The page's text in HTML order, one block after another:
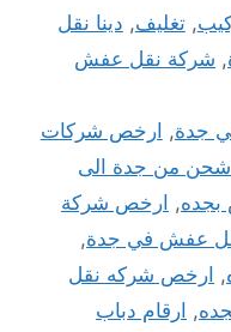
,تغليف, دينا نقل
, شركة نقل عفش
جدة, ارخص شركات
من جدة الى
, ارخص شركة
عفش في جدة,
, ارخص شركه نقل
, ارقام دباب